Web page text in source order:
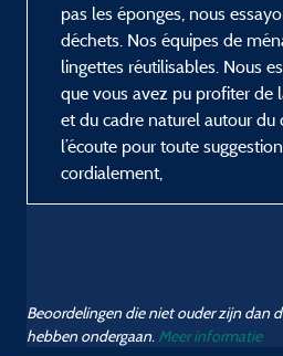
pas les éponges, nous
déchets. Nos équipes de
lingettes réutilisables. Nous
que vous avez pu profiter de
et du cadre naturel autour du
l’écoute pour toute
cordialement,
Beoordelingen die niet ouder zijn dan
hebben ondergaan. Meer informatie